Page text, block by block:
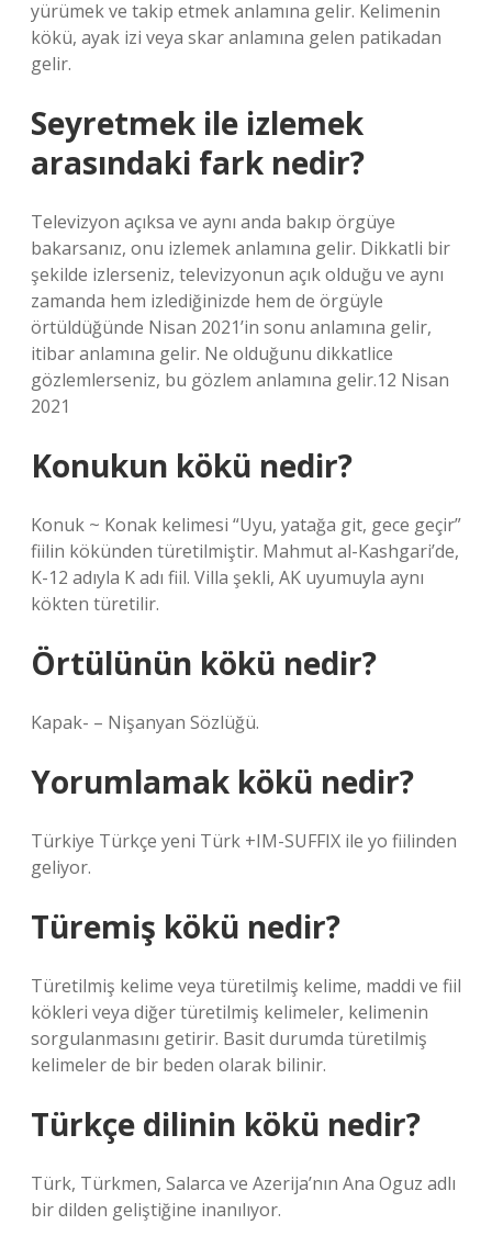
yürümek ve takip etmek anlamına gelir. Kelimenin
kökü, ayak izi veya skar anlamına gelen patikadan
gelir.
Seyretmek ile izlemek
arasındaki fark nedir?
Televizyon açıksa ve aynı anda bakıp örgüye
bakarsanız, onu izlemek anlamına gelir. Dikkatli bir
şekilde izlerseniz, televizyonun açık olduğu ve aynı
zamanda hem izlediğinizde hem de örgüyle
örtüldüğünde Nisan 2021’in sonu anlamına gelir,
itibar anlamına gelir. Ne olduğunu dikkatlice
gözlemlerseniz, bu gözlem anlamına gelir.12 Nisan
2021
Konukun kökü nedir?
Konuk ~ Konak kelimesi “Uyu, yatağa git, gece geçir”
fiilin kökünden türetilmiştir. Mahmut al-Kashgari’de,
K-12 adıyla K adı fiil. Villa şekli, AK uyumuyla aynı
kökten türetilir.
Örtülünün kökü nedir?
Kapak- – Nişanyan Sözlüğü.
Yorumlamak kökü nedir?
Türkiye Türkçe yeni Türk +IM-SUFFIX ile yo fiilinden
geliyor.
Türemiş kökü nedir?
Türetilmiş kelime veya türetilmiş kelime, maddi ve fiil
kökleri veya diğer türetilmiş kelimeler, kelimenin
sorgulanmasını getirir. Basit durumda türetilmiş
kelimeler de bir beden olarak bilinir.
Türkçe dilinin kökü nedir?
Türk, Türkmen, Salarca ve Azerija’nın Ana Oguz adlı
bir dilden geliştiğine inanılıyor.